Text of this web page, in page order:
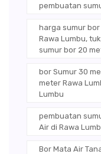
pembuatan
harga sumur
Rawa Lumbu,
sumur bor 20
bor Sumur 30
meter Rawa
Lumbu
pembuatan
Air di Rawa
Bor Mata Air